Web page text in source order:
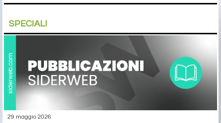
SPECIALI
29 maggio 2026